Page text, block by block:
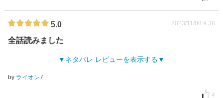
5.0 2023/11/08 9:38
全話読みました
ネタバレ レビューを表示する
by ライオン7
4